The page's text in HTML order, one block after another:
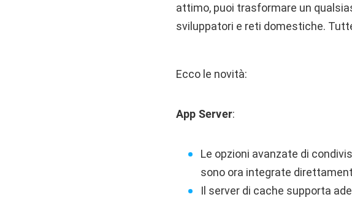
attimo, puoi trasformare un
sviluppatori e reti domestiche.
Ecco le novità:
App Server:
Le opzioni avanzate di
sono ora integrate
Il server di cache supporta